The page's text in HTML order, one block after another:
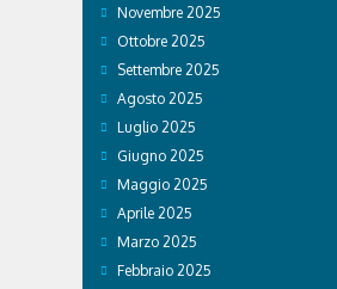
Novembre 2025
Ottobre 2025
Settembre 2025
Agosto 2025
Luglio 2025
Giugno 2025
Maggio 2025
Aprile 2025
Marzo 2025
Febbraio 2025